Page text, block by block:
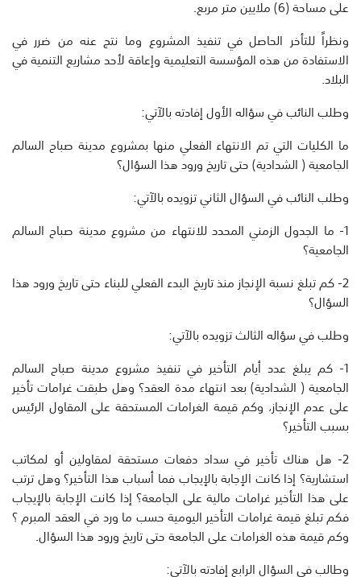
على مساحة (6) ملايين متر مربع.
ونظراً للتأخر الحاصل في تنفيذ المشروع وما نتج عنه من ضرر في
الاستفادة من هذه المؤسسة التعليمية وإعاقة لأحد مشاريع التنمية في
البلاد.
وطلب النائب في سؤاله الأول إفادته بالآتي:
ما الكليات التي تم الانتهاء الفعلي منها بمشروع مدينة صباح السالم
الجامعية ( الشدادية) حتى تاريخ ورود هذا السؤال؟
وطلب النائب في السؤال الثاني تزويده بالآتي:
1- ما الجدول الزمني المحدد للانتهاء من مشروع مدينة صباح السالم
الجامعية؟
2- كم تبلغ نسبة الإنجاز منذ تاريخ البدء الفعلي للبناء حتى تاريخ ورود هذا
السؤال؟
وطلب في سؤاله الثالث تزويده بالآتي:
1- كم يبلغ عدد أيام التأخير في تنفيذ مشروع مدينة صباح السالم
الجامعية ( الشدادية) بعد انتهاء مدة العقد؟ وهل طبقت غرامات تأخير
على عدم الإنجاز، وكم قيمة الغرامات المستحقة على المقاول الرئيس
بسبب التأخير؟
2- هل هناك تأخير في سداد دفعات مستحقة لمقاولين أو لمكاتب
استشارية؟ إذا كانت الإجابة بالإيجاب فما أسباب هذا التأخير؟ وهل ترتب
على هذا التأخير غرامات مالية على الجامعة؟ إذا كانت الإجابة بالإيجاب
فكم تبلغ قيمة غرامات التأخير اليومية حسب ما ورد في العقد المبرم ؟
وكم قيمة هذه الغرامات على الجامعة حتى تاريخ ورود هذا السؤال.
وطالب في السؤال الرابع إفادته بالآتي: